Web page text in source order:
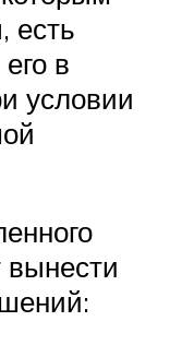
есть
в
условии
вынести